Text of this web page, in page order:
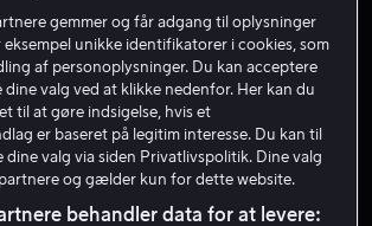
Malou
Romantik 2009
1 t. 29 min
gemmer og får adgang til oplysninger
eksempel unikke identifikatorer i cookies, som
af personoplysninger. Du kan acceptere
dine valg ved at klikke nedenfor. Her kan du
til at gøre indsigelse, hvis et
er baseret på legitim interesse. Du kan til
valg via siden Privatlivspolitik. Dine valg
og gælder kun for dette website.
behandler data for at levere: